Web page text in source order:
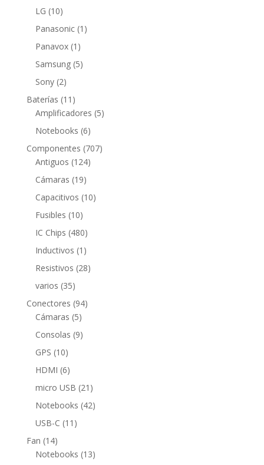
LG 1010
productos
Panasonic 1 1
Panavox 1 1
producto
Samsung 55
Sony 22
productos
Baterías 11 11
productos
Amplificadores 55
Notebooks 66
productos
Componentes 707707
Antiguos 124124
Cámaras 1919
productos
Capacitivos 1010
Fusibles 1010
productos
IC Chips 480480
productos
Inductivos 1 1
producto
Resistivos 2828
varios 3535
productos
Conectores 9494
Cámaras 55
productos
Consolas 99
GPS 1010
productos
HDMI 66
productos
micro USB 21 21
productos
Notebooks 4242
USB-C 11 11
Fan 1414
productos
Notebooks 1313